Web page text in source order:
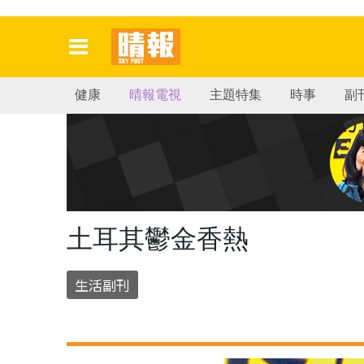
健康 晴報電視 主題特集 時事 副
土耳其鬱金香熱
生活副刊